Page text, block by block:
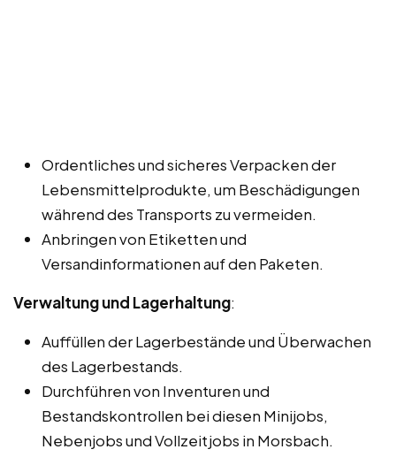
Ordentliches und sicheres Verpacken der
Lebensmittelprodukte, um Beschädigungen
während des Transports zu vermeiden.
Anbringen von Etiketten und
Versandinformationen auf den Paketen.
Verwaltung und Lagerhaltung:
Auffüllen der Lagerbestände und Überwachen
des Lagerbestands.
Durchführen von Inventuren und
Bestandskontrollen bei diesen Minijobs,
Nebenjobs und Vollzeitjobs in Morsbach.